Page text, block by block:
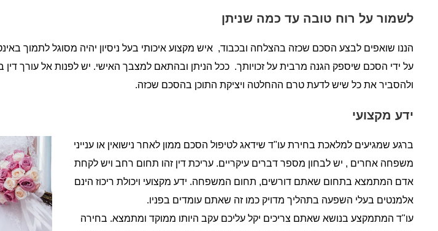
לשמור על רוח טובה עד כמה שניתן
הננו שואפים לבצע הסכם שכזה בהצלחה ובכבוד, איש מקצוע איכותי בעל ניסיון יהיה מסוגל לתמוך
על ידי הסכם שיספק הגנה מרבית על זכויותך. ככל הניתן ובהתאם למצבך האישי. יש לפנות אל עורך דין
ולהסביר את כל שיש לדעת טרם ההחלטה ויציקת התוכן בהסכם שכזה.
ידע מקצועי
ברגע שמגיעים למלאכת בחירת עו"ד שידאג לטיפול הסכם ממון לאחר נישואין או ענייני
משפחה אחרים , יש לבחון מספר דברים עיקריים. עריכת דין זהו תחום רחב ויש לקחת
אדם המתמצא בתחום שאתם דורשים, תחום המשפחה. ידע מקצועי ויכולת ריכוז הינם
אלמנטים בעלי השפעה בתהליך מדויק כמו זה שאתם עומדים בפניו.
עו"ד המתמקצע בנושא שאתם צריכים יקל עליכם עקב היותו ממוקד ומתמצא. בחירה